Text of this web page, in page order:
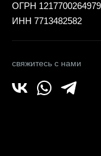
ОГРН 1217700264979
ИНН 7713482582
свяжитесь с нами